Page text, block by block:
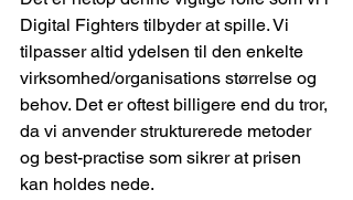
Digital Fighters tilbyder at spille. Vi
tilpasser altid ydelsen til den enkelte
virksomhed/organisations størrelse og
behov. Det er oftest billigere end du tror,
da vi anvender strukturerede metoder
og best-practise som sikrer at prisen
kan holdes nede.